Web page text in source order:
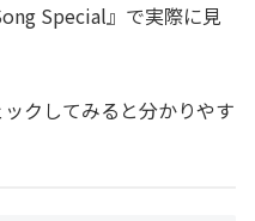
Special』で実際に見
クしてみると分かりやす